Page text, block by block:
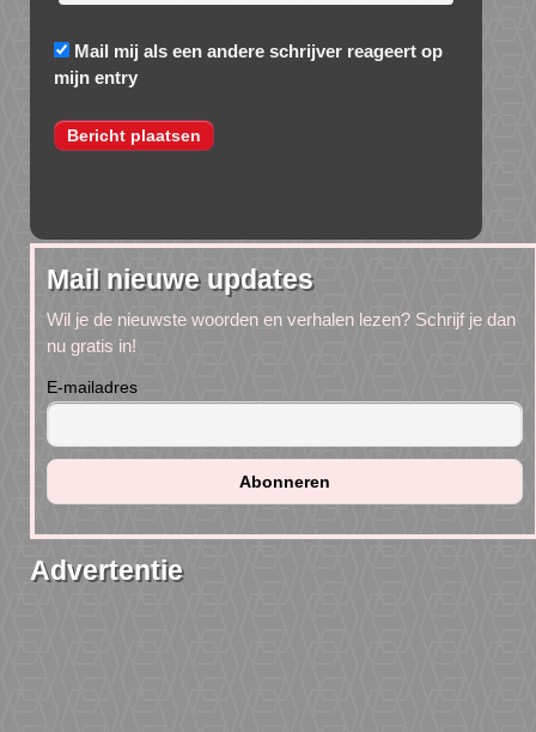
Mail mij als een andere schrijver reageert op
mijn entry
Mail nieuwe updates
Wil je de nieuwste woorden en verhalen lezen? Schrijf je dan
nu gratis in!
E-mailadres
Advertentie